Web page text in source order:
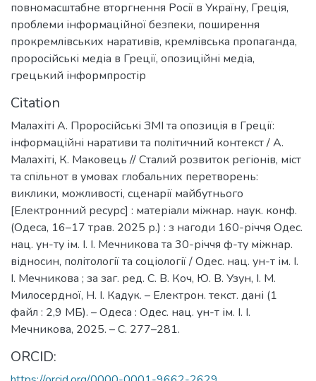
повномасштабне вторгнення Росії в Україну, Греція,
проблеми інформаційної безпеки, поширення
прокремлівських наративів, кремлівська пропаганда,
проросійські медіа в Греції, опозиційні медіа,
грецький інформпростір
Citation
Малахіті А. Проросійські ЗМІ та опозиція в Греції:
інформаційні наративи та політичний контекст / А.
Малахіті, К. Маковець // Сталий розвиток регіонів, міст
та спільнот в умовах глобальних перетворень:
виклики, можливості, сценарії майбутнього
[Електронний ресурс] : матеріали міжнар. наук. конф.
(Одеса, 16–17 трав. 2025 р.) : з нагоди 160-річчя Одес.
нац. ун-ту ім. І. І. Мечникова та 30-річчя ф-ту міжнар.
відносин, політології та соціології / Одес. нац. ун-т ім. І.
І. Мечникова ; за заг. ред. С. В. Коч, Ю. В. Узун, І. М.
Милосердної, Н. І. Кадук. – Електрон. текст. дані (1
файл : 2,9 МБ). – Одеса : Одес. нац. ун-т ім. І. І.
Мечникова, 2025. – С. 277–281.
ORCID: